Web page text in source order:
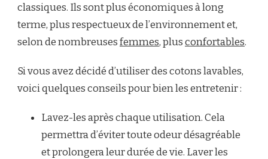
classiques. Ils sont plus économiques à long
terme, plus respectueux de l’environnement et,
selon de nombreusesfemmes, plusconfortables.
Si vous avez décidé d’utiliser des cotons lavables,
voici quelques conseils pour bien les entretenir :
Lavez-les après chaque utilisation. Cela
permettra d’éviter toute odeur désagréable
et prolongera leur durée de vie. Laver les